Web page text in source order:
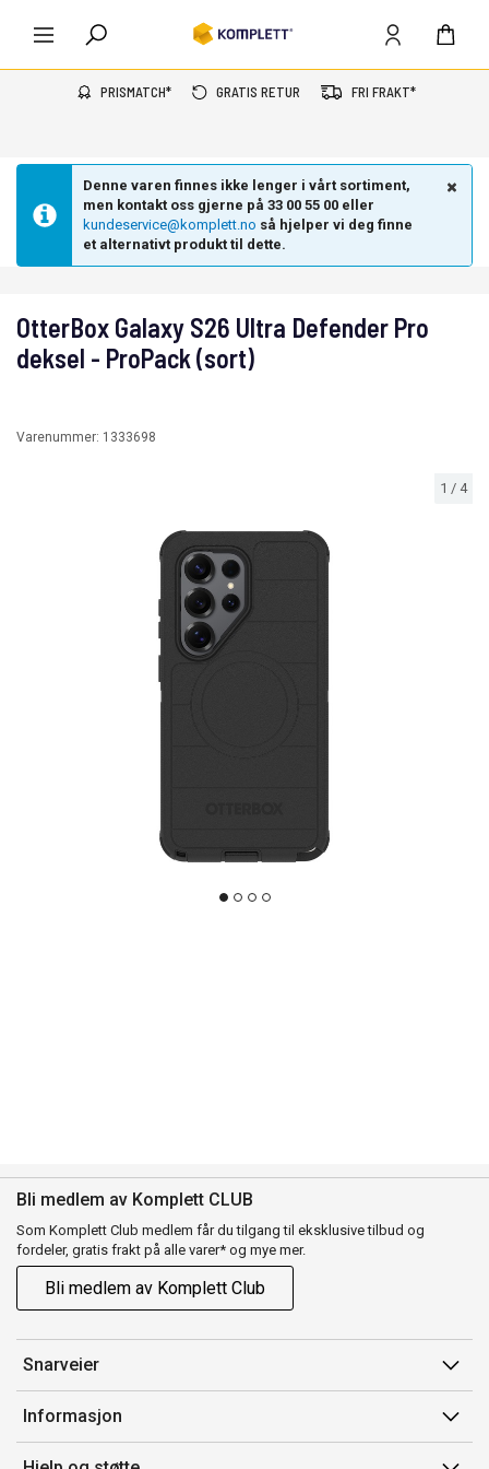
PRISMATCH* GRATIS RETUR FRI FRAKT*
Denne varen finnes ikke lenger i vårt sortiment,
men kontakt oss gjerne på 33 00 55 00 eller
kundeservice@komplett.no så hjelper vi deg finne
et alternativt produkt til dette.
1 / 4
OtterBox Galaxy S26 Ultra Defender Pro
deksel - ProPack (sort)
Varenummer: 1333698
Bli medlem av Komplett CLUB
Som Komplett Club medlem får du tilgang til eksklusive tilbud og
fordeler, gratis frakt på alle varer* og mye mer.
Bli medlem av Komplett Club
Snarveier
Min side
Ordreoversikt
Informasjon
Salgsbetingelser